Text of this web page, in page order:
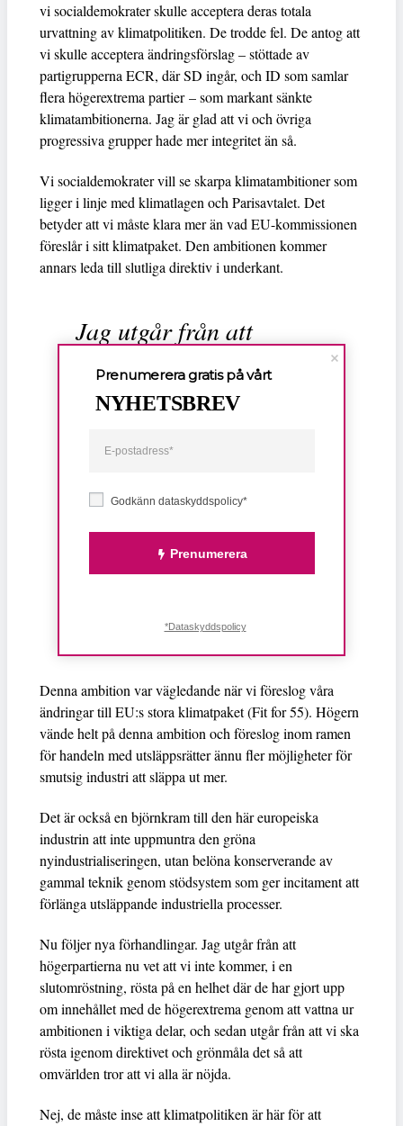
vi socialdemokrater skulle acceptera deras totala
urvattning av klimatpolitiken. De trodde fel. De antog att
vi skulle acceptera ändringsförslag – stöttade av
partigrupperna ECR, där SD ingår, och ID som samlar
flera högerextrema partier – som markant sänkte
klimatambitionerna. Jag är glad att vi och övriga
progressiva grupper hade mer integritet än så.
Vi socialdemokrater vill se skarpa klimatambitioner som
ligger i linje med klimatlagen och Parisavtalet. Det
betyder att vi måste klara mer än vad EU-kommissionen
föreslår i sitt klimatpaket. Den ambitionen kommer
annars leda till slutliga direktiv i underkant.
Jag utgår från att
högerpartierna nu vet att
vi inte kommer, i en
en helhet där de har
gjort upp om innehållet
genom att vattna ur
ambitionen i viktiga
Denna ambition var vägledande när vi föreslog våra
ändringar till EU:s stora klimatpaket (Fit for 55). Högern
vände helt på denna ambition och föreslog inom ramen
för handeln med utsläppsrätter ännu fler möjligheter för
smutsig industri att släppa ut mer.
Det är också en björnkram till den här europeiska
industrin att inte uppmuntra den gröna
nyindustrialiseringen, utan belöna konserverande av
gammal teknik genom stödsystem som ger incitament att
förlänga utsläppande industriella processer.
Nu följer nya förhandlingar. Jag utgår från att
högerpartierna nu vet att vi inte kommer, i en
slutomröstning, rösta på en helhet där de har gjort upp
om innehållet med de högerextrema genom att vattna ur
ambitionen i viktiga delar, och sedan utgår från att vi ska
rösta igenom direktivet och grönmåla det så att
omvärlden tror att vi alla är nöjda.
Nej, de måste inse att klimatpolitiken är här för att
Godkänn dataskyddspolicy*
Prenumerera
Prenumerera gratis på vårt
NYHETSBREV
*Dataskyddspolicy